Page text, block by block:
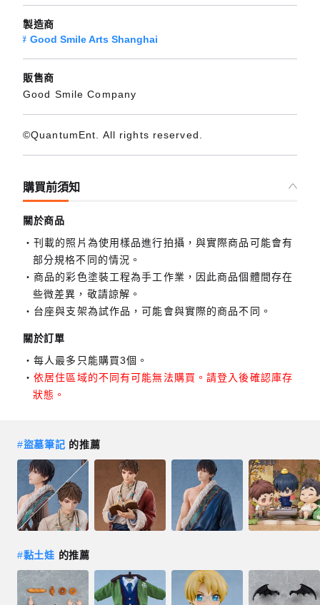
製造商
Good Smile Arts Shanghai
販售商
Good Smile Company
©QuantumEnt. All rights reserved.
購買前須知
關於商品
刊載的照片為使用樣品進行拍攝，與實際商品可能會有
部分規格不同的情況。
商品的彩色塗裝工程為手工作業，因此商品個體間存在
些微差異，敬請諒解。
台座與支架為試作品，可能會與實際的商品不同。
關於訂單
每人最多只能購買3個。
依居住區域的不同有可能無法購買。請登入後確認庫存
狀態。
#盜墓筆記 的推薦
#黏土娃 的推薦